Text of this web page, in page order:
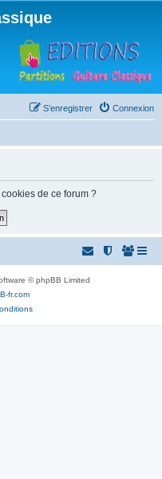
Connexion
S’enregistrer
de ce forum ?
© phpBB Limited
fr.com